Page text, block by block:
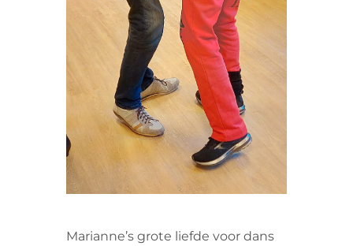
Marianne’s grote liefde voor dans